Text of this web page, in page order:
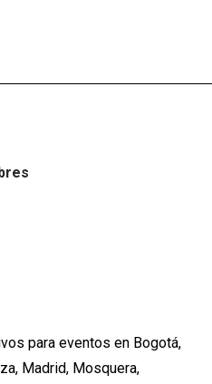
para eventos en Bogotá,
Madrid, Mosquera,